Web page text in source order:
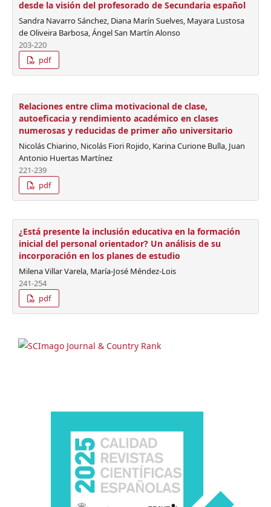
desde la visión del profesorado de Secundaria español
Sandra Navarro Sánchez, Diana Marín Suelves, Mayara Lustosa
de Oliveira Barbosa, Ángel San Martín Alonso
203-220
pdf
Relaciones entre clima motivacional de clase,
autoeficacia y rendimiento académico en clases
numerosas y reducidas de primer año universitario
Nicolás Chiarino, Nicolás Fiori Rojido, Karina Curione Bulla, Juan
Antonio Huertas Martínez
221-239
pdf
¿Está presente la inclusión educativa en la formación
inicial del personal orientador? Un análisis de su
incorporación en los planes de estudio
Milena Villar Varela, María-José Méndez-Lois
241-254
pdf